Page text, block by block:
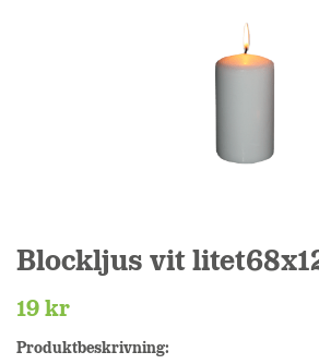
Blockljus vit
19 kr
Produktbeskrivning: